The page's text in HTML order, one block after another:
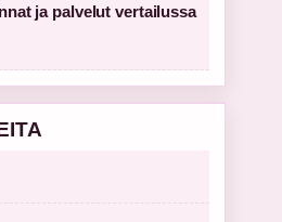
ja palvelut vertailussa